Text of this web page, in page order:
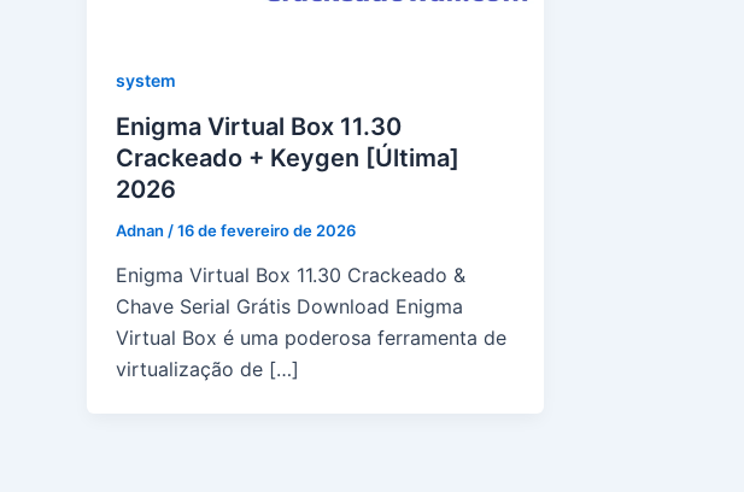
system
Enigma Virtual Box 11.30
Crackeado + Keygen [Última]
2026
Adnan /16 de fevereiro de 2026
Enigma Virtual Box 11.30 Crackeado &
Chave Serial Grátis Download Enigma
Virtual Box é uma poderosa ferramenta de
virtualização de […]